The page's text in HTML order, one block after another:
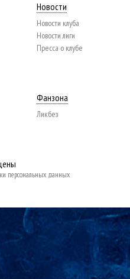
Новости
Новости клуба
Новости лиги
Пресса о клубе
Фанзона
Ликбез
персональных данных